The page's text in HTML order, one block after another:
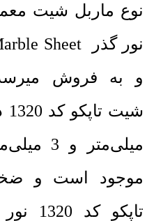
نوع ماربل شیت
و به فروش
موجود است و